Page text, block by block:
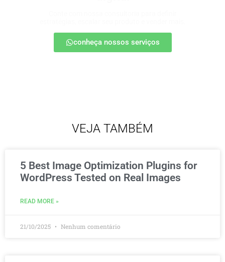
conheça nossos serviços
VEJA TAMBÉM
5 Best Image Optimization Plugins for
WordPress Tested on Real Images
READ MORE »
21/10/2025 Nenhum comentário